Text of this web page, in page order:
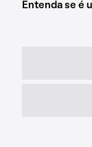
Entenda se é